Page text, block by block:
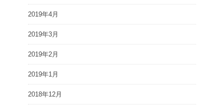
2019年4月
2019年3月
2019年2月
2019年1月
2018年12月